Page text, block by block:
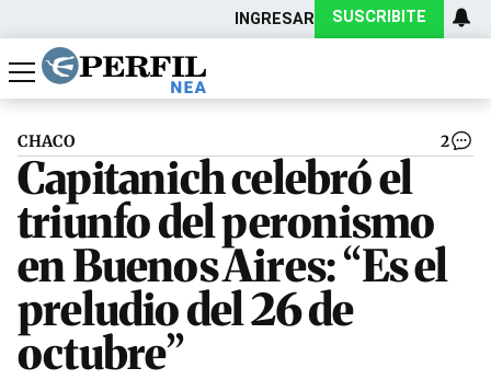
INGRESAR SUSCRIBITE
Política
Economía
Actualidad
CHACO 2
Capitanich celebró el
triunfo del peronismo
en Buenos Aires: “Es el
preludio del 26 de
octubre”